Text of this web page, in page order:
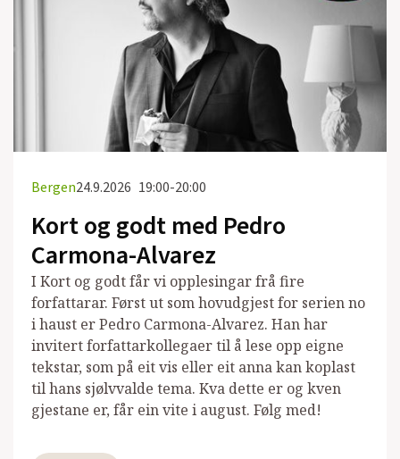
Bergen24.9.2026 19:00-20:00
Kort og godt med Pedro
Carmona-Alvarez
I Kort og godt får vi opplesingar frå fire
forfattarar. Først ut som hovudgjest for serien no
i haust er Pedro Carmona-Alvarez. Han har
invitert forfattarkollegaer til å lese opp eigne
tekstar, som på eit vis eller eit anna kan koplast
til hans sjølvvalde tema. Kva dette er og kven
gjestane er, får ein vite i august. Følg med!